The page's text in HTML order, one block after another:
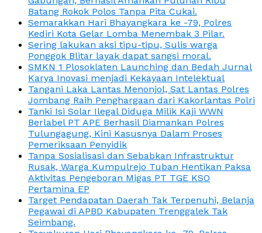
Batang Rokok Polos Tanpa Pita Cukai.
Semarakkan Hari Bhayangkara ke -79, Polres
Kediri Kota Gelar Lomba Menembak 3 Pilar.
Sering lakukan aksi tipu-tipu, Sulis warga
Ponggok Blitar layak dapat sangsi moral.
SMKN 1 Plosoklaten Launching dan Bedah Jurnal
Karya Inovasi menjadi Kekayaan Intelektual
Tangani Laka Lantas Menonjol, Sat Lantas Polres
Jombang Raih Penghargaan dari Kakorlantas Polri
Tanki Isi Solar Ilegal Diduga Milik Kaji WWN
Berlabel PT APE Berhasil Diamankan Polres
Tulungagung, Kini Kasusnya Dalam Proses
Pemeriksaan Penyidik
Tanpa Sosialisasi dan Sebabkan Infrastruktur
Rusak, Warga Kumpulrejo Tuban Hentikan Paksa
Aktivitas Pengeboran Migas PT TGE KSO
Pertamina EP
Target Pendapatan Daerah Tak Terpenuhi, Belanja
Pegawai di APBD Kabupaten Trenggalek Tak
Seimbang.